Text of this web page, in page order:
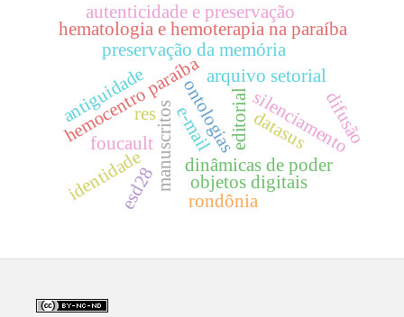
hemocentro paraíba editorial
manuscritos silenciamento
preservação da memória
dinâmicas de poder
foucault
hematologia e hemoterapia na paraíba
antiguidade ontologias
arquivo setorial
identidade
difusão
e-mail
res
esd28
datasus
autenticidade e preservação
objetos digitais
rondônia